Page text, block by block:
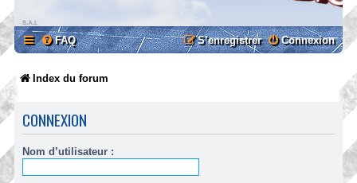
FAQ Connexion
S’enregistrer
Index du forum
CONNEXION
Nom d’utilisateur :